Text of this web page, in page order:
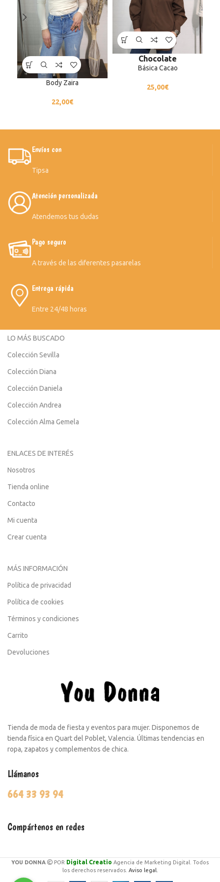
Body Zaira
22,00€
Chocolate
Básica Cacao
25,00€
Envíos con
Tipsa
Atención personalizada
Atendemos tus dudas
Pago seguro
A través de las diferentes pasarelas
Entrega rápida
Entre 24/48 horas
LO MÁS BUSCADO
Colección Sevilla
Colección Diana
Colección Daniela
Colección Andrea
Colección Alma Gemela
ENLACES DE INTERÉS
Nosotros
Tienda online
Contacto
Mi cuenta
Crear cuenta
MÁS INFORMACIÓN
Política de privacidad
Política de cookies
Términos y condiciones
Carrito
Devoluciones
Tienda de moda de fiesta y eventos para mujer. Disponemos de
tienda física en Quart del Poblet, Valencia. Últimas tendencias en
ropa, zapatos y complementos de chica.
Llámanos
664 33 93 94
Compártenos en redes
YOU DONNA POR Digital Creatio Agencia de Marketing Digital. Todos
los derechos reservados. Aviso legal.